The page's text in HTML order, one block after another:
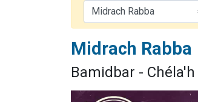
Midrach Rabba
Bamidbar -